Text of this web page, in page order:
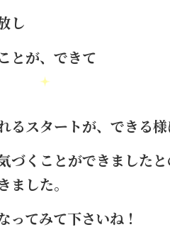
し
とが、できて
るスタートが、 できる
づくことができましたと
ました。
ってみて下さいね！